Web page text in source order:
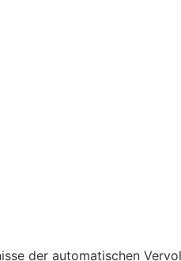
der automatischen